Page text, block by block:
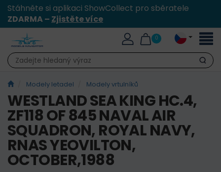
Stáhněte si aplikaci ShowCollect pro sběratele
ZDARMA – Zjistěte více
0
Hledat
Modely letadel Modely vrtulníků
WESTLAND SEA KING HC.4,
ZF118 OF 845 NAVAL AIR
SQUADRON, ROYAL NAVY,
RNAS YEOVILTON,
OCTOBER,1988